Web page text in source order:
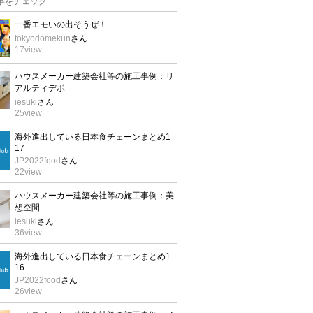
一番エモいの出そうぜ！
tokyodomekunさん
17view
ハウスメーカー建築会社等の施工事例：リ
アルティデポ
iesukiさん
25view
海外進出している日本食チェーンまとめ1
17
JP2022food さん
22view
ハウスメーカー建築会社等の施工事例：美
想空間
iesukiさん
36view
海外進出している日本食チェーンまとめ1
16
JP2022food さん
26view